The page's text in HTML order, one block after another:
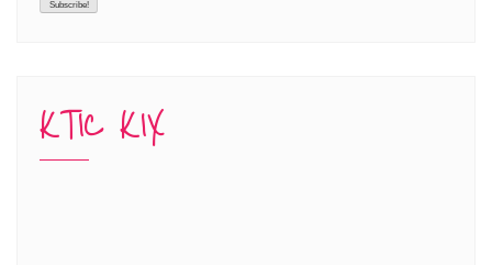
KTIC KIX